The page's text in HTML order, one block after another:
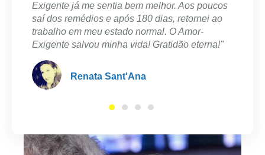
cada dia."
Luciane Alvarenga